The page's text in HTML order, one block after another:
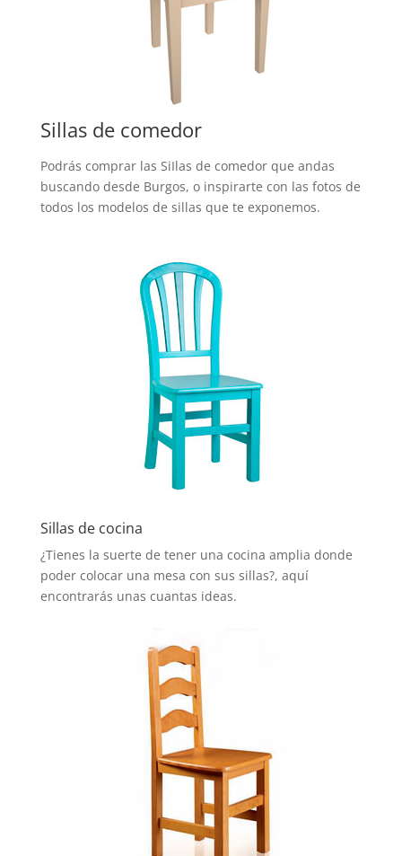
Sillas de comedor
Podrás comprar las SiIlas de comedor que andas
buscando desde Burgos, o inspirarte con las fotos de
todos los modelos de sillas que te exponemos.
Sillas de cocina
¿Tienes la suerte de tener una cocina amplia donde
poder colocar una mesa con sus sillas?, aquí
encontrarás unas cuantas ideas.